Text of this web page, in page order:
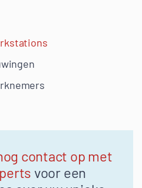
contact op met
voor een